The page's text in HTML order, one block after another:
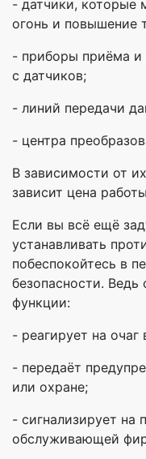
- датчики, которые
огонь и повышение
- приборы приёма и
с датчиков;
- линий передачи
- центра
В зависимости от
зависит цена
Если вы всё ещё
устанавливать
побеспокойтесь в
безопасности.
функции:
- реагирует на
- передаёт
или охране;
- сигнализирует на
обслуживающей